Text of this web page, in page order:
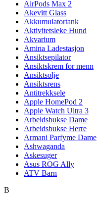
AirPods Max 2
Akevitt Glass
Akkumulatortank
Aktivitetsleke Hund
Akvarium
Amina Ladestasjon
Ansiktsepilator
Ansiktskrem for menn
Ansiktsolje
Ansiktsrens
Antitrekksele
Apple HomePod 2
Apple Watch Ultra 3
Arbeidsbukse Dame
Arbeidsbukse Herre
Armani Parfyme Dame
Ashwaganda
Askesuger
Asus ROG Ally
ATV Barn
B